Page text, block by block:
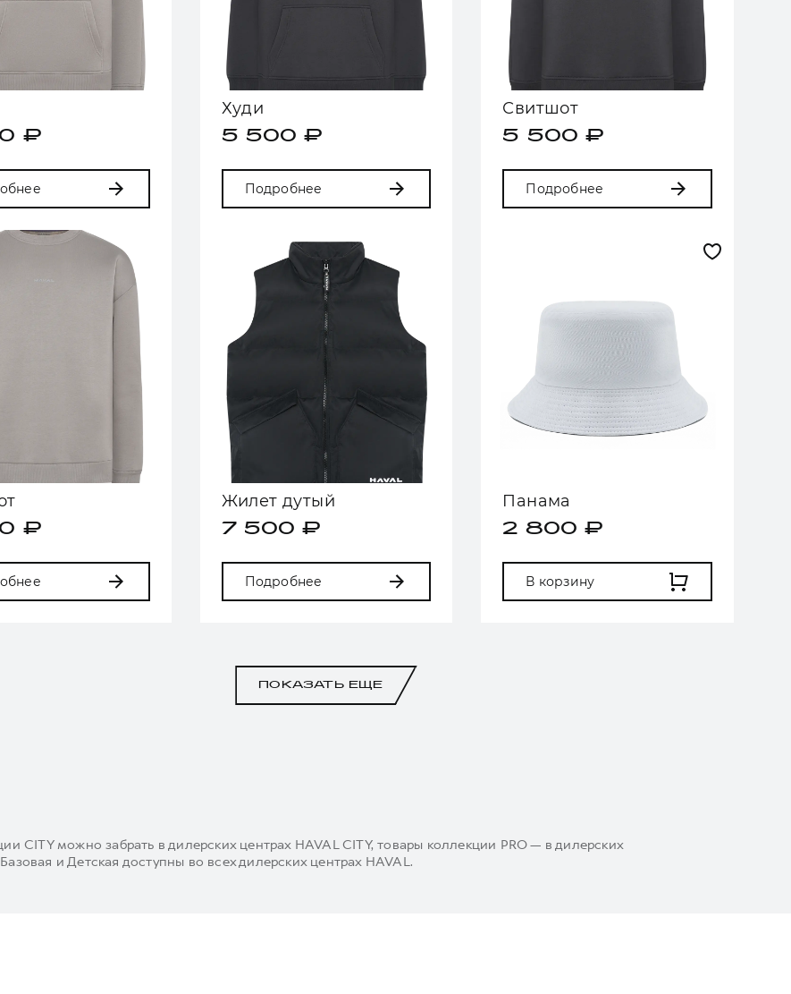
₽
Худи
5 500 ₽
Подробнее
Свитшот
5 500 ₽
Подробнее
₽
Жилет дутый
7 500 ₽
Подробнее
Панама
2 800 ₽
В корзину
ПОКАЗАТЬ ЕЩЕ
CITY можно забрать в дилерских центрах HAVAL CITY, товары коллекции PRO — в дилерских
и Детская доступны во всех дилерских центрах HAVAL.